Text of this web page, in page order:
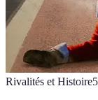
Rivalités et Histoire5